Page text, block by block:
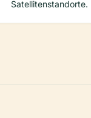
Satellitenstandorte.